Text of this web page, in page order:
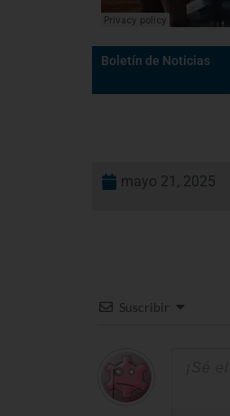
Boletín de Noticias
mayo 21, 2025
Suscribir